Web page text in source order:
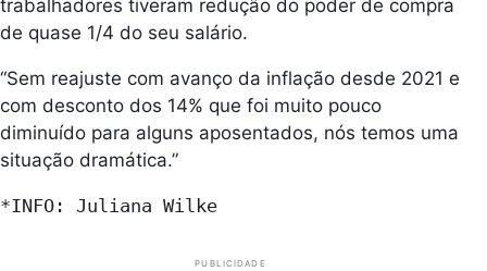
trabalhadores tiveram redução do poder de compra
de quase 1/4 do seu salário.
“Sem reajuste com avanço da inflação desde 2021 e
com desconto dos 14% que foi muito pouco
diminuído para alguns aposentados, nós temos uma
situação dramática.”
*INFO: Juliana Wilke
PUBLICIDADE